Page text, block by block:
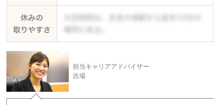
担当キャリアアドバイザー
吉場